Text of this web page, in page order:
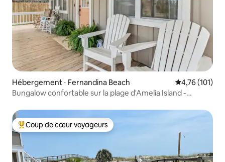
Hébergement ⋅ Fernandina Beach Évaluation
4,76 (101)
Bungalow confortable sur la plage d'Amelia Island -
Coups de cœur voyageurs les plus appréciés
Coup de cœur voyageurs